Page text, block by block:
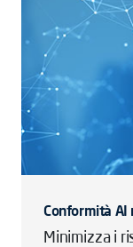
Conformità AI
Minimizza i